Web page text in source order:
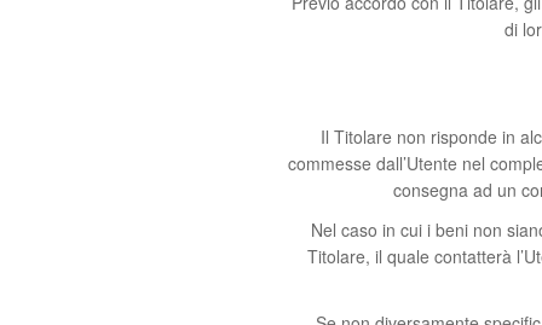
di
Il Titolare non risponde in
commesse dall’Utente nel
consegna ad un
Nel caso in cui i beni non
Titolare, il quale contatterà